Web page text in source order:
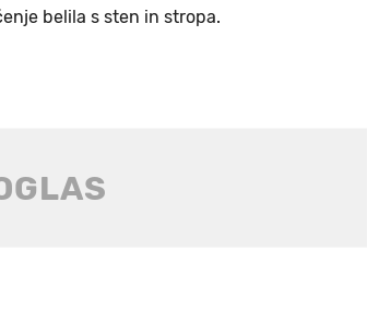
belila s sten in stropa.